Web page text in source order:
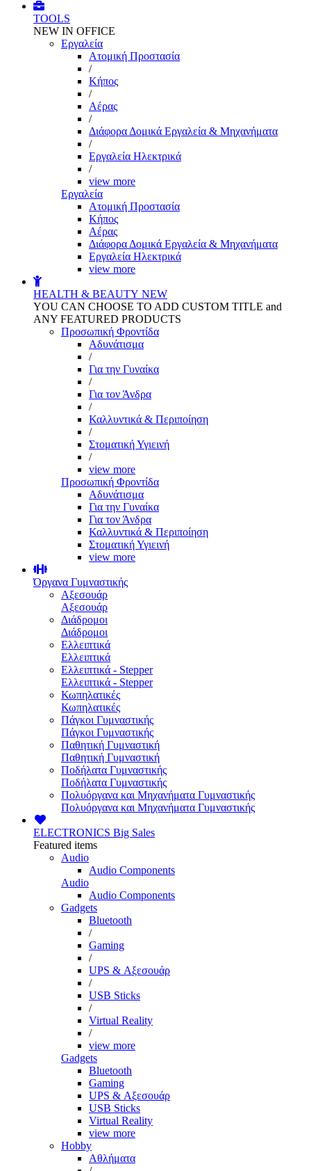
TOOLS
NEW IN OFFICE
Εργαλεία
Aτομική Προστασία
/
Kήπος
/
Αέρας
/
Διάφορα Δομικά Εργαλεία & Μηχανήματα
/
Εργαλεία Ηλεκτρικά
/
view more
Εργαλεία
Aτομική Προστασία
Kήπος
Αέρας
Διάφορα Δομικά Εργαλεία & Μηχανήματα
Εργαλεία Ηλεκτρικά
view more
HEALTH & BEAUTY NEW
YOU CAN CHOOSE TO ADD CUSTOM TITLE and
ANY FEATURED PRODUCTS
Προσωπική Φροντίδα
Αδυνάτισμα
/
Για την Γυναίκα
/
Για τον Άνδρα
/
Καλλυντικά & Περιποίηση
/
Στοματική Υγιεινή
/
view more
Προσωπική Φροντίδα
Αδυνάτισμα
Για την Γυναίκα
Για τον Άνδρα
Καλλυντικά & Περιποίηση
Στοματική Υγιεινή
view more
Όργανα Γυμναστικής
Αξεσουάρ
Αξεσουάρ
Διάδρομοι
Διάδρομοι
Ελλειπτικά
Ελλειπτικά
Ελλειπτικά - Stepper
Ελλειπτικά - Stepper
Κωπηλατικές
Κωπηλατικές
Πάγκοι Γυμναστικής
Πάγκοι Γυμναστικής
Παθητική Γυμναστική
Παθητική Γυμναστική
Ποδήλατα Γυμναστικής
Ποδήλατα Γυμναστικής
Πολυόργανα και Μηχανήματα Γυμναστικής
Πολυόργανα και Μηχανήματα Γυμναστικής
ELECTRONICS Big Sales
Featured items
Audio
Audio Components
Audio
Audio Components
Gadgets
Bluetooth
/
Gaming
/
UPS & Αξεσουάρ
/
USB Sticks
/
Virtual Reality
/
view more
Gadgets
Bluetooth
Gaming
UPS & Αξεσουάρ
USB Sticks
Virtual Reality
view more
Hobby
Αθλήματα